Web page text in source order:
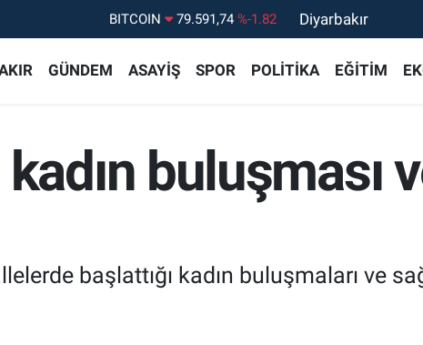
DOLAR 45,43620 %0.02
BİST100
14.598,00
BITCOIN
79.591,74 %-1.82
Diyarbakır
GÜNDEM ASAYİŞ SPOR POLİTİKA EĞİTİM
buluşması
başlattığı kadın buluşmaları ve